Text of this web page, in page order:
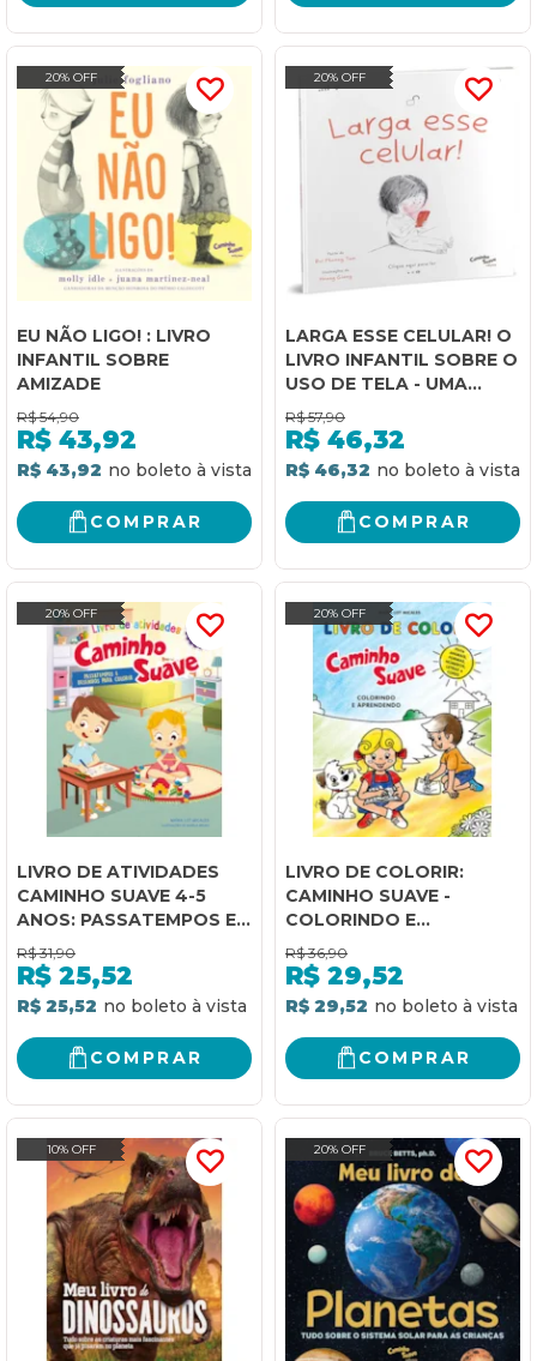
20% OFF
EU NÃO LIGO! : LIVRO
INFANTIL SOBRE
AMIZADE
R$ 54,90
R$ 43,92
R$ 43,92
COMPRAR
20% OFF
LARGA ESSE CELULAR! O
LIVRO INFANTIL SOBRE O
USO DE TELA - UMA
FERRAMENTA PARA
LIDAR COM A GERAÇÃO
ANSIOSA
R$ 57,90
R$ 46,32
R$ 46,32
COMPRAR
20% OFF
LIVRO DE ATIVIDADES
CAMINHO SUAVE 4-5
ANOS: PASSATEMPOS E
DESENHOS PARA
COLORIR
R$ 31,90
R$ 25,52
R$ 25,52
COMPRAR
20% OFF
LIVRO DE COLORIR:
CAMINHO SUAVE -
COLORINDO E
APRENDENDO
R$ 36,90
R$ 29,52
R$ 29,52
COMPRAR
10% OFF 20% OFF